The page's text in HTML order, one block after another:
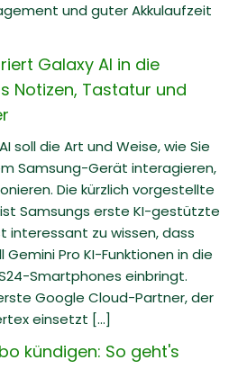
und guter Akkulaufzeit
Galaxy AI in die
Notizen, Tastatur und
soll die Art und Weise, wie Sie
Samsung-Gerät interagieren,
Die kürzlich vorgestellte
Samsungs erste KI-gestützte
interessant zu wissen, dass
Gemini Pro KI-Funktionen in die
Smartphones einbringt.
Google Cloud-Partner, der
einsetzt [...]
kündigen: So geht's